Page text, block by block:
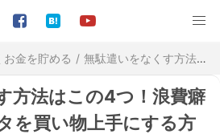
お金を貯める 無駄遣いをなくす方法はこの4つ！浪費癖が治らないアナタを買い物上手にする方法とクレカの正しい使い方とは
方法はこの4つ！浪費癖
を買い物上手にする方